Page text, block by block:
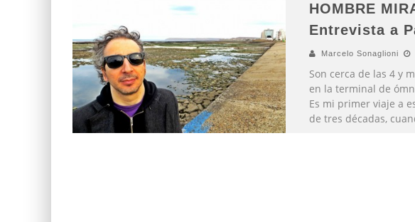
HOMBRE
Entrevista a
Marcelo Sonaglioni
Son cerca de las 4 y
en la terminal de
Es mi primer viaje a
de tres décadas,